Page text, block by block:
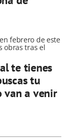
febrero de este
obras tras el
te tienes
tu
van a venir